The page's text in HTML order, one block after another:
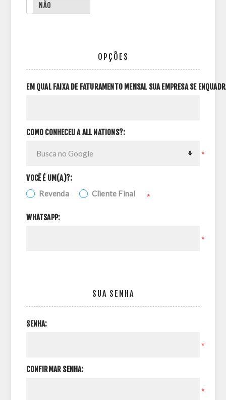
NÃO
OPÇÕES
EM QUAL FAIXA DE FATURAMENTO MENSAL SUA EMPRESA SE
COMO CONHECEU A ALL NATIONS?:
*
VOCÊ É UM(A)?:
Revenda Cliente Final *
WHATSAPP:
*
SUA SENHA
SENHA:
*
CONFIRMAR SENHA:
*